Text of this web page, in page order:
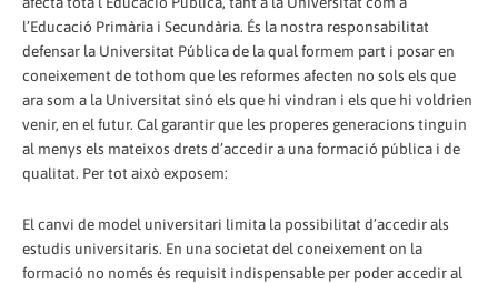
l’Educació Primària i Secundària. És la nostra responsabilitat
defensar la Universitat Pública de la qual formem part i posar en
coneixement de tothom que les reformes afecten no sols els que
ara som a la Universitat sinó els que hi vindran i els que hi voldrien
venir, en el futur. Cal garantir que les properes generacions tinguin
al menys els mateixos drets d’accedir a una formació pública i de
qualitat. Per tot això exposem:
El canvi de model universitari limita la possibilitat d’accedir als
estudis universitaris. En una societat del coneixement on la
formació no només és requisit indispensable per poder accedir al